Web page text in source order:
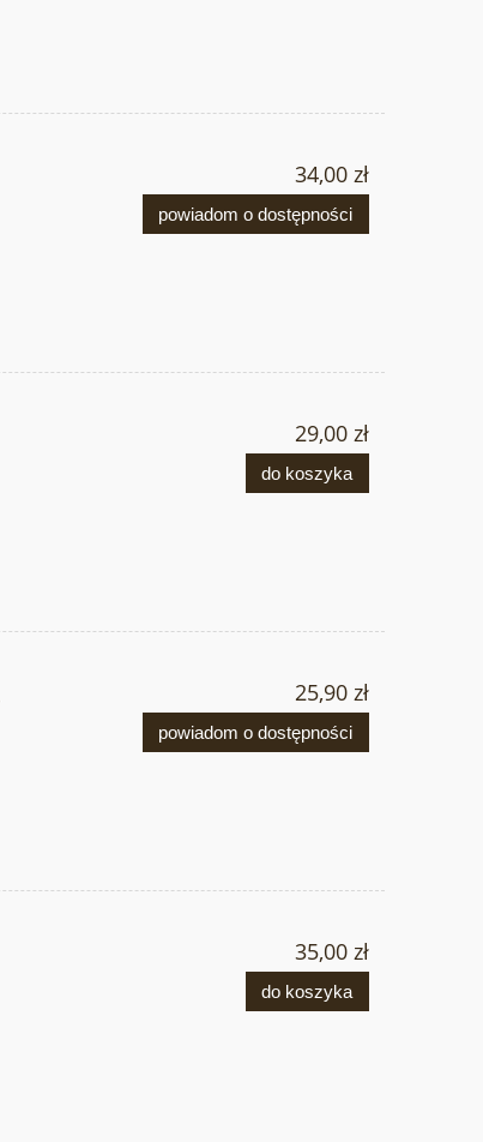
34,00 zł
powiadom o dostępności
29,00 zł
do koszyka
25,90 zł
powiadom o dostępności
35,00 zł
do koszyka